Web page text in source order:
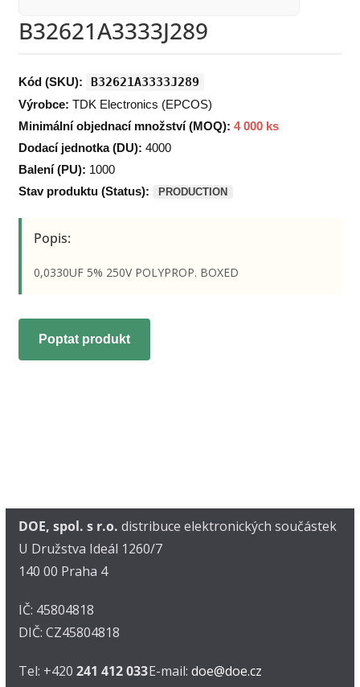
B32621A3333J289
Kód (SKU): B32621A3333J289
Výrobce: TDK Electronics (EPCOS)
Minimální objednací množství (MOQ): 4 000 ks
Dodací jednotka (DU): 4000
Balení (PU): 1000
Stav produktu (Status):
PRODUCTION
Popis:
0,0330UF 5% 250V POLYPROP. BOXED
Poptat produkt
DOE, spol. s r.o. distribuce elektronických součástek
U Družstva Ideál 1260/7
140 00 Praha 4
IČ: 45804818
DIČ: CZ45804818
Tel: +420 241 412 033E-mail: doe@doe.cz